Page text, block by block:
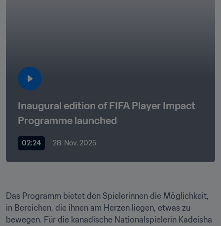
Inaugural edition of FIFA Player Impact
Programme launched
02:24 28. Nov. 2025
Das Programm bietet den Spielerinnen die Möglichkeit,
in Bereichen, die ihnen am Herzen liegen, etwas zu
bewegen. Für die kanadische Nationalspielerin Kadeisha